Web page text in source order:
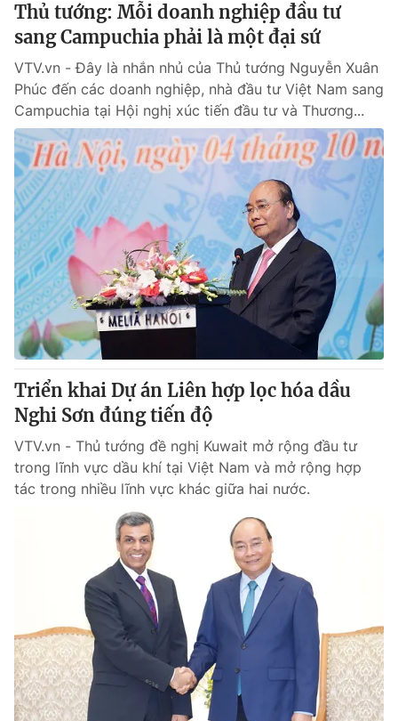
Góc doanh nghiệp
Truyền hình
Phim VTV
Hậu trường
Nhân vật
Khán giả
Giải sao mai
Giải trí
Điện ảnh
Âm nhạc
Sao
Đời sống
Du lịch
Làm đẹp
Chất lượng cuộc sống
Giáo dục
Tuyển sinh
Học trực tuyến
Công nghệ
Hitech Công nghệ tương lai
Sản phẩm
Thị trường
Tư vấn
Giao lưu trực tuyến
Lịch phát sóng
Chuyên mục khác
Emagazine Podcast
Photo Infographic
Shorts video
VTV Money VTV Thể thao
VTV Sức khoẻ Bất động sản
Thị trường 24h Tấm lòng Việt
Thủ tướng: Mỗi doanh nghiệp đầu tư
sang Campuchia phải là một đại sứ
VTV.vn - Đây là nhắn nhủ của Thủ tướng Nguyễn Xuân
Phúc đến các doanh nghiệp, nhà đầu tư Việt Nam sang
Campuchia tại Hội nghị xúc tiến đầu tư và Thương...
Triển khai Dự án Liên hợp lọc hóa dầu
Nghi Sơn đúng tiến độ
VTV.vn - Thủ tướng đề nghị Kuwait mở rộng đầu tư
trong lĩnh vực dầu khí tại Việt Nam và mở rộng hợp
tác trong nhiều lĩnh vực khác giữa hai nước.